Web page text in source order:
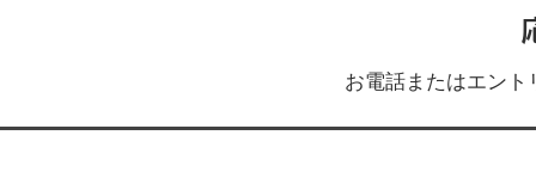
お電話またはエン